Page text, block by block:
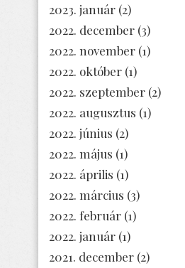
2023. január (2)
2022. december (3)
2022. november (1)
2022. október (1)
2022. szeptember (2)
2022. augusztus (1)
2022. június (2)
2022. május (1)
2022. április (1)
2022. március (3)
2022. február (1)
2022. január (1)
2021. december (2)